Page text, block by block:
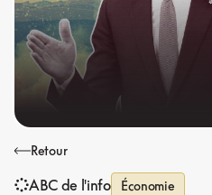
Retour
ABC de l'info Économie